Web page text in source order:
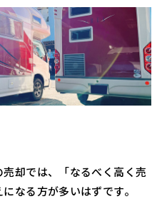
却では、「なるべく高く売
なる方が多いはずです。